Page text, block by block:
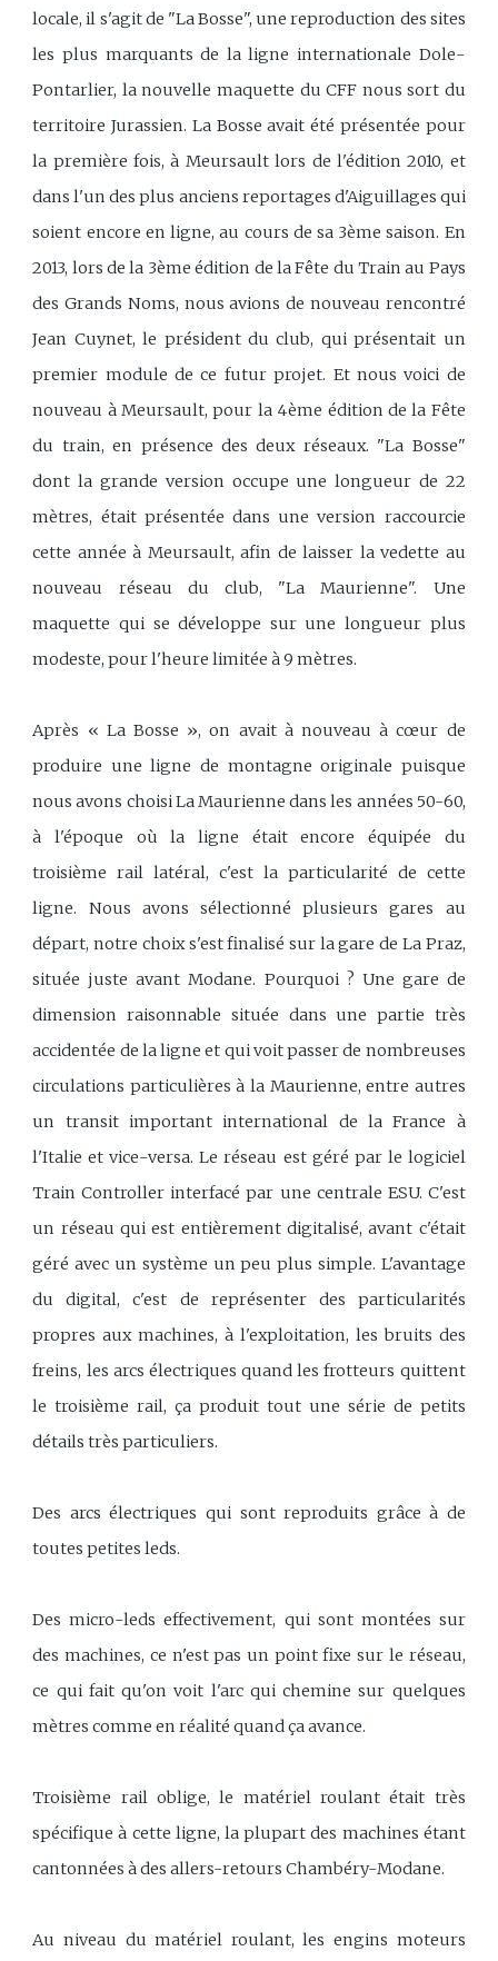
locale, il s'agit de "La Bosse", une reproduction des sites
les plus marquants de la ligne internationale Dole-
Pontarlier, la nouvelle maquette du CFF nous sort du
territoire Jurassien. La Bosse avait été présentée pour
la première fois, à Meursault lors de l'édition 2010, et
dans l'un des plus anciens reportages d'Aiguillages qui
soient encore en ligne, au cours de sa 3ème saison. En
2013, lors de la 3ème édition de la Fête du Train au Pays
des Grands Noms, nous avions de nouveau rencontré
Jean Cuynet, le président du club, qui présentait un
premier module de ce futur projet. Et nous voici de
nouveau à Meursault, pour la 4ème édition de la Fête
du train, en présence des deux réseaux. "La Bosse"
dont la grande version occupe une longueur de 22
mètres, était présentée dans une version raccourcie
cette année à Meursault, afin de laisser la vedette au
nouveau réseau du club, "La Maurienne". Une
maquette qui se développe sur une longueur plus
modeste, pour l'heure limitée à 9 mètres.
Après « La Bosse », on avait à nouveau à cœur de
produire une ligne de montagne originale puisque
nous avons choisi La Maurienne dans les années 50-60,
à l'époque où la ligne était encore équipée du
troisième rail latéral, c'est la particularité de cette
ligne. Nous avons sélectionné plusieurs gares au
départ, notre choix s'est finalisé sur la gare de La Praz,
située juste avant Modane. Pourquoi ? Une gare de
dimension raisonnable située dans une partie très
accidentée de la ligne et qui voit passer de nombreuses
circulations particulières à la Maurienne, entre autres
un transit important international de la France à
l'Italie et vice-versa. Le réseau est géré par le logiciel
Train Controller interfacé par une centrale ESU. C'est
un réseau qui est entièrement digitalisé, avant c'était
géré avec un système un peu plus simple. L'avantage
du digital, c'est de représenter des particularités
propres aux machines, à l'exploitation, les bruits des
freins, les arcs électriques quand les frotteurs quittent
le troisième rail, ça produit tout une série de petits
détails très particuliers.
Des arcs électriques qui sont reproduits grâce à de
toutes petites leds.
Des micro-leds effectivement, qui sont montées sur
des machines, ce n'est pas un point fixe sur le réseau,
ce qui fait qu'on voit l'arc qui chemine sur quelques
mètres comme en réalité quand ça avance.
Troisième rail oblige, le matériel roulant était très
spécifique à cette ligne, la plupart des machines étant
cantonnées à des allers-retours Chambéry-Modane.
Au niveau du matériel roulant, les engins moteurs